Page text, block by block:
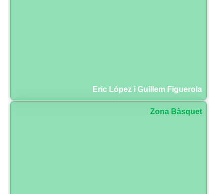
Eric López i Guillem Figuerola
Zona Bàsquet